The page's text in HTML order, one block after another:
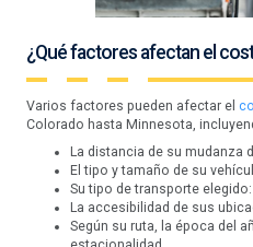
¿Qué factores afectan el
Varios factores pueden afectar el
Colorado hasta Minnesota,
La distancia de su mudanza
El tipo y tamaño de su
Su tipo de transporte
La accesibilidad de sus
Según su ruta, la época del